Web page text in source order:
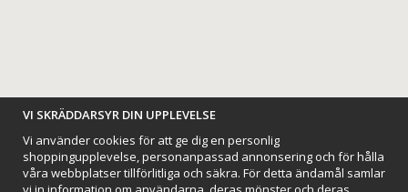
BETALNINGSALTERNATIV
VI SKRÄDDARSYR DIN UPPLEVELSE
Vi använder cookies för att ge dig en personlig
shoppingupplevelse, personanpassad annonsering och för hålla
våra webbplatser tillförlitliga och säkra. För detta ändamål samlar